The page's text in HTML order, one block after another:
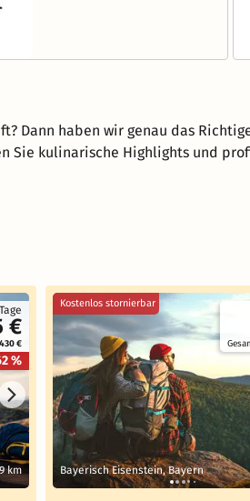
Dann haben wir genau das
Sie kulinarische Highlights und
€
430 €
%
9 km
Kostenlos stornierbar
Bayerisch Eisenstein, Bayern